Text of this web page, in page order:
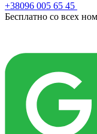
+38096 005 65 45
Бесплатно со всех